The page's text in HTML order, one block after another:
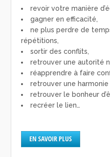
revoir votre manière
gagner en efficacité,
ne plus perdre de
répétitions,
sortir des conflits,
retrouver une autorité
réapprendre à faire
retrouver une
retrouver le bonheur
recréer le lien…
EN SAVOIR PLUS